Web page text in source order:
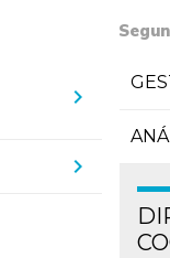
chevron_right
chevron_right